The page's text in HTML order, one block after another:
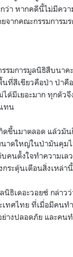
า หากคดีนี้ไม่มีคว
จากคณะกรรมการมร
รมการมูลนิธิสืบนา
ที่สีเขียวคือป่า ป่า
ด้มีเยอะมาก ทุกตั
ทน
ดขึ้นมาตลอด แล้วมั
นาดใหญ่ในป่ามันคุ
คนตั้งใจทำความเ
ระตุ้นเตือนสิ่งเหล่า
ธิเดอะวอยซ์ กล่า
ศไทย ที่เมื่อมีคนท
างปลอดภัย และคน